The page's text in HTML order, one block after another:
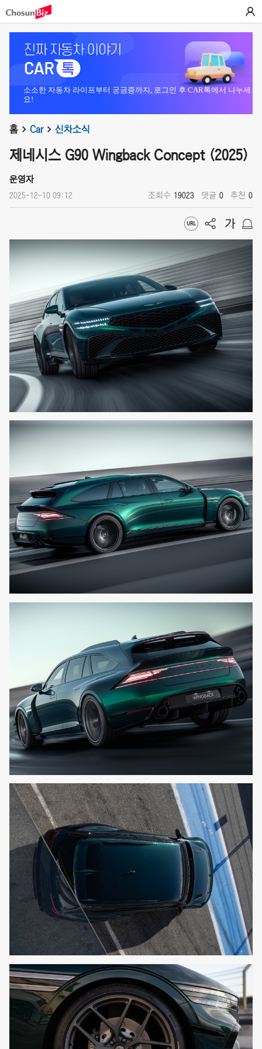
소소한 자동차 라이프부터 궁금증까지, 로그인 후 CAR톡에서 나누세
요!
홈 Car 신차소식
제네시스 G90 Wingback Concept (2025)
운영자
2025-12-10 09:12 조회수 19023 댓글 0 추천 0